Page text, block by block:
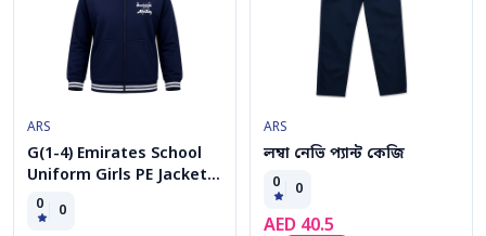
ARS
G(1-4) Emirates School
Uniform Girls PE Jacket
cap
0 0
ARS
লম্বা নেভি প্যান্ট কেজি
0 0
AED 40.5